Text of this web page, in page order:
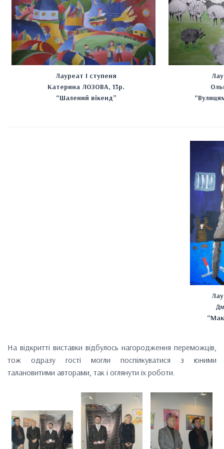
Лауреат І ступеня
Катерина ЛОЗОВА, 13р.
“Шалений вікенд”
На відкритті виставки відбулось нагородження переможців,
тож одразу гості могли поспілкуватися з юними
талановитими авторами, так і оглянути їх роботи.